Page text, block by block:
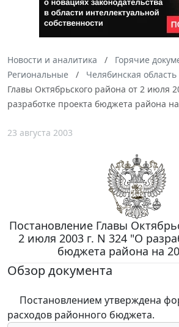
Новости и аналитика
Горячие
Региональные
Челябинская область
Главы Октябрьского района от 2 июля
разработке проекта бюджета района
23 августа 2003
Постановление Главы
2 июля 2003 г. N 324 "О
бюджета района на
Обзор документа
Постановлением утверждена
расходов районного бюджета.